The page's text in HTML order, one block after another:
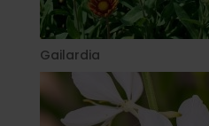
Gailardia